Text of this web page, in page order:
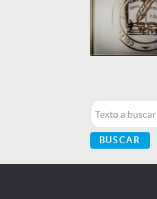
Buscar...
BUSCAR